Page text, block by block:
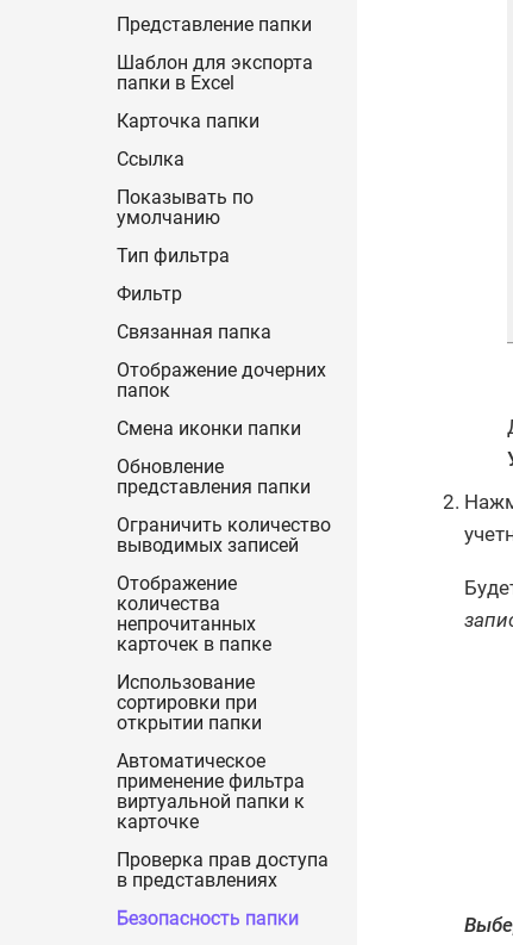
Представление папки
Шаблон для экспорта
папки в Excel
Карточка папки
Ссылка
Показывать по
умолчанию
Тип фильтра
Фильтр
Связанная папка
Отображение дочерних
папок
Смена иконки папки
Обновление
представления папки
Ограничить количество
выводимых записей
Отображение
количества
непрочитанных
карточек в папке
Использование
сортировки при
открытии папки
Автоматическое
применение фильтра
виртуальной папки к
карточке
Проверка прав доступа
в представлениях
Безопасность папки